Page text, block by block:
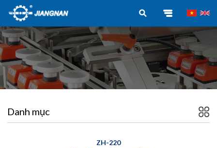
Danh mục
ZH-220